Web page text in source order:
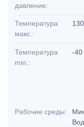
давление:
Температура
макс.:
Температура
min.:
-40
Рабочие среды: